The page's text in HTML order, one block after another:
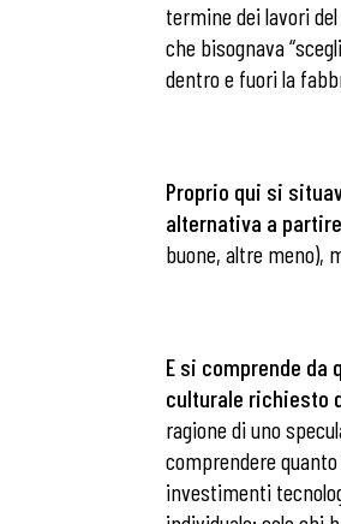
termine dei lavori
che bisognava
dentro e fuori la
Proprio qui si
alternativa a
buone, altre meno),
E si comprende da
culturale richiesto
ragione di uno
comprendere
investimenti